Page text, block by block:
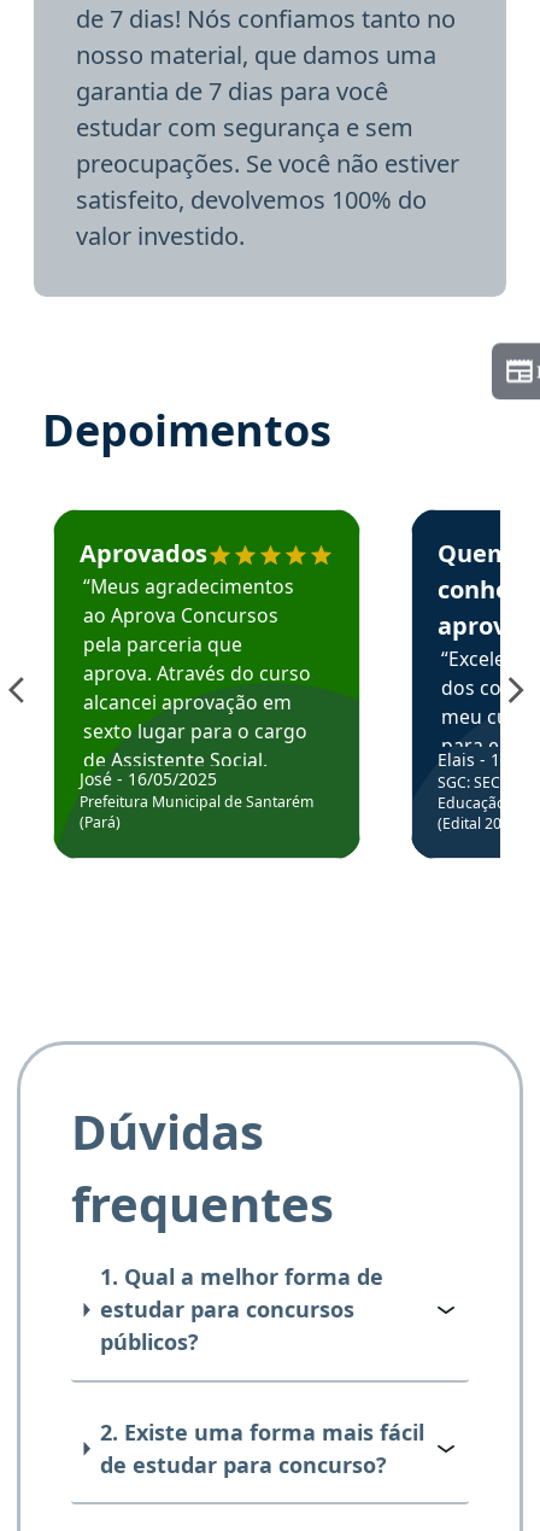
de 7 dias! Nós confiamos tanto no
nosso material, que damos uma
garantia de 7 dias para você
estudar com segurança e sem
preocupações. Se você não estiver
satisfeito, devolvemos 100% do
valor investido.
Depoimentos
Estudante José recomenda o Aprova Concursos em
Aprovados
“Meus agradecimentos
ao Aprova Concursos
pela parceria que
aprova. Através do curso
alcancei aprovação em
sexto lugar para o cargo
de Assistente Social.
Hoje estou atuando na
Prefeitura de Santarém.
José - 16/05/2025
Prefeitura Municipal de Santarém
(Pará)
Estudante
Quem
aprova
dos
meu
para
colocar
através
de
Elais - 15/
SGC: SEC BA
Educação
(Edital
Dúvidas
frequentes
1. Qual a melhor forma de
estudar para concursos
públicos?
2. Existe uma forma mais fácil
de estudar para concurso?